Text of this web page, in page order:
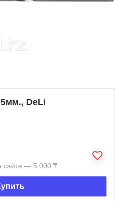
DeLi
сайте — 5 000 ₸